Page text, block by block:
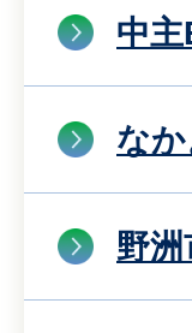
中
な
野洲